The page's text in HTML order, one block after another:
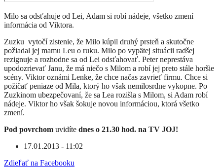
Milo sa odsťahuje od Lei, Adam si robí nádeje, všetko zmení
informácia od Viktora.
Zuzku vytočí zistenie, že Milo kúpil druhý prsteň a skutočne
požiadal jej mamu Leu o ruku. Milo po vypätej situácii radšej
rezignuje a rozhodne sa od Lei odsťahovať. Peter neprestáva
upodozrievať Janu, že má niečo s Milom a robí jej preto stále horšie
scény. Viktor oznámi Lenke, že chce načas zavrieť firmu. Chce si
požičať peniaze od Mila, ktorý ho však nemilosrdne vykopne. Po
Zuzkinom ubezpečovaní, že sa Lea rozišla s Milom, si Adam robí
nádeje. Viktor ho však šokuje novou informáciou, ktorá všetko
zmení.
Pod povrchom uvidíte dnes o 21.30 hod. na TV JOJ!
17.01.2013 - 11:02
Zdieľať na Facebooku